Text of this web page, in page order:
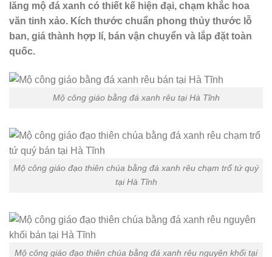
lăng mộ đá xanh có thiết kế hiện đại, chạm khắc hoa
văn tinh xảo. Kích thước chuẩn phong thủy thước lỗ
ban, giá thành hợp lí, bán vận chuyển và lắp đặt toàn
quốc.
Mộ công giáo bằng đá xanh rêu tại Hà Tĩnh
Mộ công giáo đạo thiên chúa bằng đá xanh rêu chạm trổ tứ quý
tại Hà Tĩnh
Mộ công giáo đạo thiên chúa bằng đá xanh rêu nguyên khối tại